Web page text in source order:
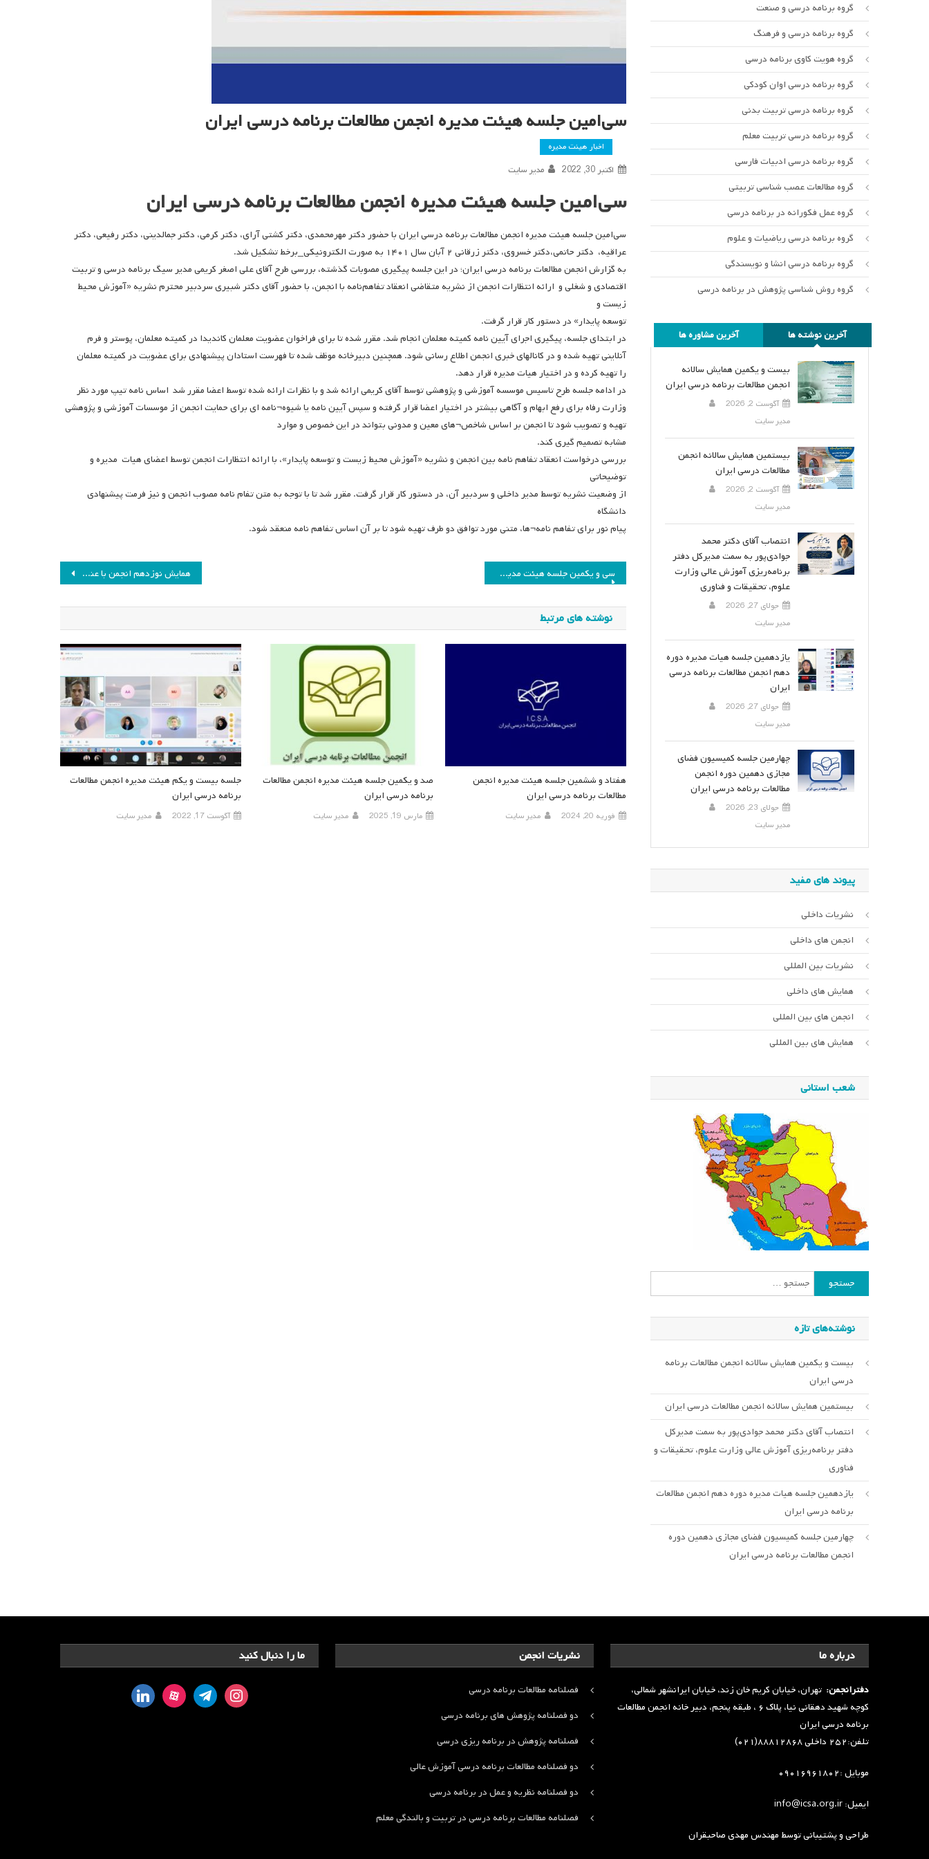
سی‌امین جلسه هیئت مدیره انجمن مطالعات برنامه درسی ایران
اخبار هیئت مدیره
اکتبر 30, 2022 مدیر سایت
سی‌امین جلسه هیئت مدیره انجمن مطالعات برنامه درسی ایران
سی‌امین جلسه هیئت مدیره انجمن مطالعات برنامه درسی ایران با حضور دکتر مهرمحمدی، دکتر کشتی آرای، دکتر کرمی، دکتر جمالدینی، دکتر رفیعی، دکتر
عراقیه، دکتر حاتمی،دکتر خسروی، دکتر زرقانی ۲ آبان سال ۱۴۰۱ به صورت الکترونیکی_برخط تشکیل شد.
به گزارش انجمن مطالعات برنامه درسی ایران؛ در این جلسه پیگیری مصوبات گذشته، بررسی طرح آقای علی اصغر کریمی مدیر سیگ برنامه درسی و تربیت
اقتصادی و شغلی و ارائه انتظارات انجمن از نشریه متقاضی انعقاد تفاهم‌نامه با انجمن، با حضور آقای دکتر شبیری سردبیر محترم نشریه «آموزش محیط
زیست و
توسعه پایدار» در دستور کار قرار گرفت.
در ابتدای جلسه، پیگیری اجرای آیین نامه کمیته معلمان انجام شد. مقرر شده تا برای فراخوان عضویت معلمان کاندیدا در کمیته معلمان، پوستر و فرم
آنلاینی تهیه شده و در کانالهای خبری انجمن اطلاع رسانی شود. همچنین دبیرخانه موظف شده تا فهرست استادان پیشنهادی برای عضویت در کمیته معلمان
را تهیه کرده و در اختیار هیات مدیره قرار دهد.
در ادامه جلسه طرح تاسیس موسسه آموزشی و پژوهشی توسط آقای کریمی ارائه شد و با نظرات ارائه شده توسط اعضا مقرر شد اساس نامه تیپ مورد نظر
وزارت رفاه برای رفع ابهام و آگاهی بیشتر در اختیار اعضا قرار گرفته و سپس آیین نامه یا شیوه¬نامه ای برای حمایت انجمن از موسسات آموزشی و پژوهشی
تهیه و تصویب شود تا انجمن بر اساس شاخص¬های معین و مدونی بتواند در این خصوص و موارد
مشابه تصمیم گیری کند.
بررسی درخواست انعقاد تفاهم نامه بین انجمن و نشریه «آموزش محیط زیست و توسعه پایدار»، با ارائه انتظارات انجمن توسط اعضای هیات مدیره و
توضیحاتی
از وضعیت نشریه توسط مدیر داخلی و سردبیر آن، در دستور کار قرار گرفت. مقرر شد تا با توجه به متن تفام نامه مصوب انجمن و نیز فرمت پیشنهادی
دانشگاه
پیام نور برای تفاهم نامه¬ها، متنی مورد توافق دو طرف تهیه شود تا بر آن اساس تفاهم نامه منعقد شود.
راهبری
نوشته
همایش نوزدهم انجمن با عنوان برنامه درسی و مسئولیت اجتماعی برگزار می شود سی‌ و یکمین جلسه هیئت مدیره انجمن مطالعات برنامه درسی ایران
نوشته های مرتبط
جلسه بیست و یکم هیئت مدیره انجمن مطالعات
برنامه درسی ایران
آگوست 17, 2022 مدیر سایت
صد و یکمین جلسه هیئت مدیره انجمن مطالعات
برنامه درسی ایران
مارس 19, 2025 مدیر سایت
هفتاد و ششمین جلسه هیئت مدیره انجمن
مطالعات برنامه درسی ایران
فوریه 20, 2024 مدیر سایت
گروه برنامه درسی و صنعت
گروه برنامه درسی و فرهنگ
گروه هویت کاوی برنامه درسی
گروه برنامه درسی اوان کودکی
گروه برنامه درسی تربیت بدنی
گروه برنامه درسی تربیت معلم
گروه برنامه درسی ادبیات فارسی
گروه مطالعات عصب شناسی تربیتی
گروه عمل فکورانه در برنامه درسی
گروه برنامه درسی ریاضیات و علوم
گروه برنامه درسی انشا و نویسندگی
گروه روش شناسی پژوهش در برنامه درسی
آخرین نوشته ها آخرین مشاوره ها
بیست و یکمین همایش سالانه
انجمن مطالعات برنامه درسی ایران
آگوست 2, 2026
مدیر سایت
بیستمین همایش سالانه انجمن
مطالعات درسی ایران
آگوست 2, 2026
مدیر سایت
انتصاب آقای دکتر محمد
جوادی‌پور به سمت مدیرکل دفتر
برنامه‌ریزی آموزش عالی وزارت
علوم، تحقیقات و فناوری
جولای 27, 2026
مدیر سایت
یازدهمین جلسه هیات مدیره دوره
دهم انجمن مطالعات برنامه درسی
ایران
جولای 27, 2026
مدیر سایت
چهارمین جلسه کمیسیون فضای
مجازی دهمین دوره انجمن
مطالعات برنامه درسی ایران
جولای 23, 2026
مدیر سایت
پیوند های مفید
نشریات داخلی
انجمن های داخلی
نشریات بین المللی
همایش های داخلی
انجمن های بین المللی
همایش های بین المللی
شعب استانی
جستجو
برای:
نوشته‌های تازه
بیست و یکمین همایش سالانه انجمن مطالعات برنامه
درسی ایران
بیستمین همایش سالانه انجمن مطالعات درسی ایران
انتصاب آقای دکتر محمد جوادی‌پور به سمت مدیرکل
دفتر برنامه‌ریزی آموزش عالی وزارت علوم، تحقیقات و
فناوری
یازدهمین جلسه هیات مدیره دوره دهم انجمن مطالعات
برنامه درسی ایران
چهارمین جلسه کمیسیون فضای مجازی دهمین دوره
انجمن مطالعات برنامه درسی ایران
ما را دنبال کنید
instagram
telegram
aparat
linkedin
نشریات انجمن
فصلنامه مطالعات برنامه درسی
دو فصلنامه پژوهش های برنامه درسی
فصلنامه پژوهش در برنامه ریزی درسی
دو فصلنامه مطالعات برنامه درسی آموزش عالی
دو فصلنامه نظریه و عمل در برنامه درسی
فصلنامه مطالعات برنامه درسی در تربیت و بالندگی معلم
درباره ما
دفترانجمن: تهران، خیابان کریم خان زند، خیابان ایرانشهر شمالی،
کوچه شهید دهقانی نیا، پلاک ۶ ، طبقه پنجم، دبیر خانه انجمن مطالعات
برنامه درسی ایران
تلفن:۲۵۲ داخلی ۸۸۸۱۲۸۶۸(۰۲۱)
موبایل :۰۹۰۱۶۹۶۱۸۰۲
ایمیل: info@icsa.org.ir
طراحی و پشتیبانی توسطمهندس مهدی صاحبقران